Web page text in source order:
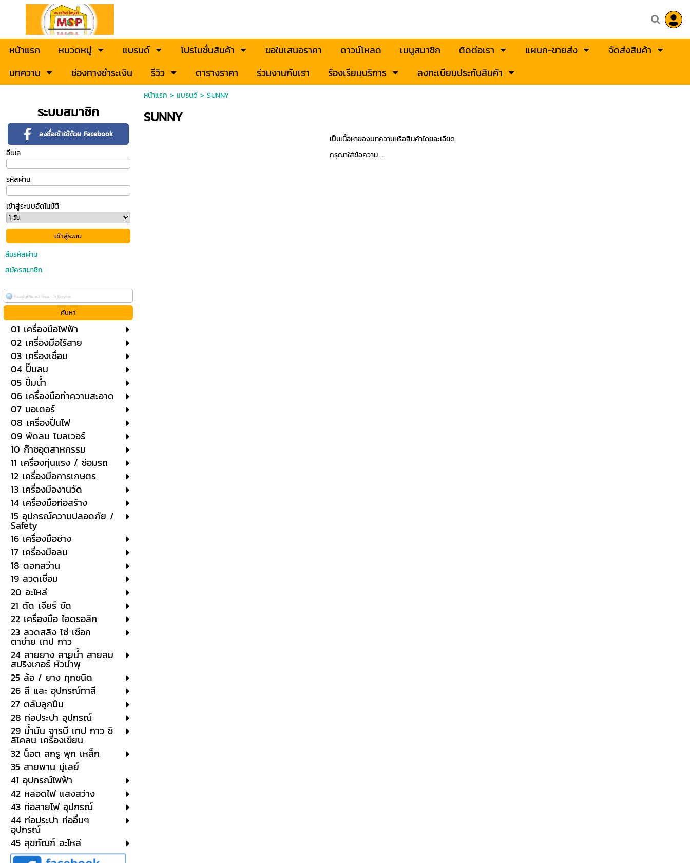
หน้าแรก หมวดหมู่ แบรนด์ โปรโมชั่นสินค้า ขอใบเสนอราคา ดาวน์โหลด เมนูสมาชิก ติดต่อเรา แผนก-ขายส่ง
จัดส่งสินค้า
บทความ
ช่องทางชำระเงิน รีวิว ตารางราคา ร่วมงานกับเรา ร้องเรียนบริการ ลงทะเบียนประกันสินค้า
ระบบสมาชิก
ลงชื่อเข้าใช้ด้วย Facebook
อีเมล
รหัสผ่าน
เข้าสู่ระบบอัตโนมัติ
ลืมรหัสผ่าน
สมัครสมาชิก
01 เครื่องมือไฟฟ้า
02 เครื่องมือไร้สาย
03 เครื่องเชื่อม
04 ปั๊มลม
05 ปั๊มน้ำ
06 เครื่องมือทำความสะอาด
07 มอเตอร์
08 เครื่องปั่นไฟ
09 พัดลม โบลเวอร์
10 ก๊าซอุตสาหกรรม
11 เครื่องทุ่นแรง / ซ่อมรถ
12 เครื่องมือการเกษตร
13 เครื่องมืองานวัด
14 เครื่องมือก่อสร้าง
15 อุปกรณ์ความปลอดภัย /
Safety
16 เครื่องมือช่าง
17 เครื่องมือลม
18 ดอกสว่าน
19 ลวดเชื่อม
20 อะไหล่
21 ตัด เจียร์ ขัด
22 เครื่องมือ ไฮดรอลิก
23 ลวดสลิง โซ่ เชือก
ตาข่าย เทป กาว
24 สายยาง สายน้ำ สายลม
สปริงเกอร์ หัวน้ำพุ
25 ล้อ / ยาง ทุกชนิด
26 สี และ อุปกรณ์ทาสี
27 ตลับลูกปืน
28 ท่อประปา อุปกรณ์
29 น้ำมัน จารบี เทป กาว ซิ
ลิโคลน เครื่องเขียน
32 น็อต สกรู พุก เหล็ก
35 สายพาน มู่เลย์
41 อุปกรณ์ไฟฟ้า
42 หลอดไฟ แสงสว่าง
43 ท่อสายไฟ อุปกรณ์
44 ท่อประปา ท่ออื่นๆ
อุปกรณ์
45 สุขภัณฑ์ อะไหล่
หน้าแรก > แบรนด์> SUNNY
SUNNY
เป็นเนื้อหาของบทความหรือสินค้าโดยละเอียด
กรุณาใส่ข้อความ …